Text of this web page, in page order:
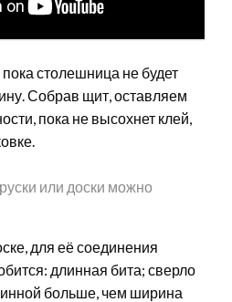
столешница не будет
Собрав щит, оставляем
пока не высохнет клей,
или доски можно
для её соединения
длинная бита; сверло
больше, чем ширина